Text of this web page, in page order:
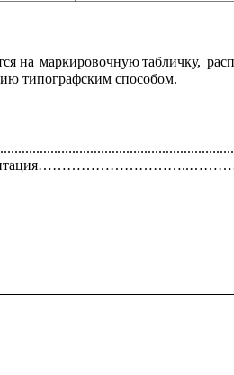
на маркировочную табличку,
типографским способом.